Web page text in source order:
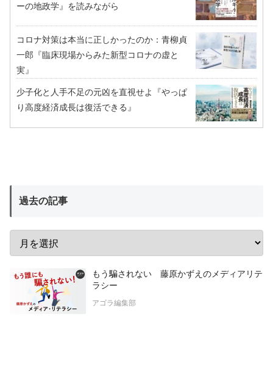
ーの地政学』を読みながら
コロナ対策は本当に正しかったのか：青柳貞
一郎『臨床現場からみた新型コロナの虚と
実』
少子化と人手不足の元凶を直視せよ『やっぱ
り高度経済成長は復活できる』
過去の記事
もう騙されない 藤原かずえのメディアリテ
ラシー
アゴラ編集部